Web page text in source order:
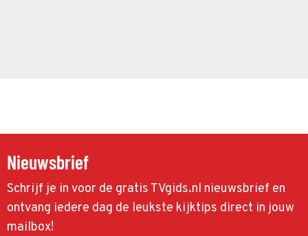
Nieuwsbrief
Schrijf je in voor de gratis TVgids.nl nieuwsbrief en
ontvang iedere dag de leukste kijktips direct in jouw
mailbox!